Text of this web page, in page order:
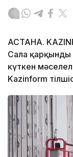
АСТАНА.
Сала
күткен
Kazinform